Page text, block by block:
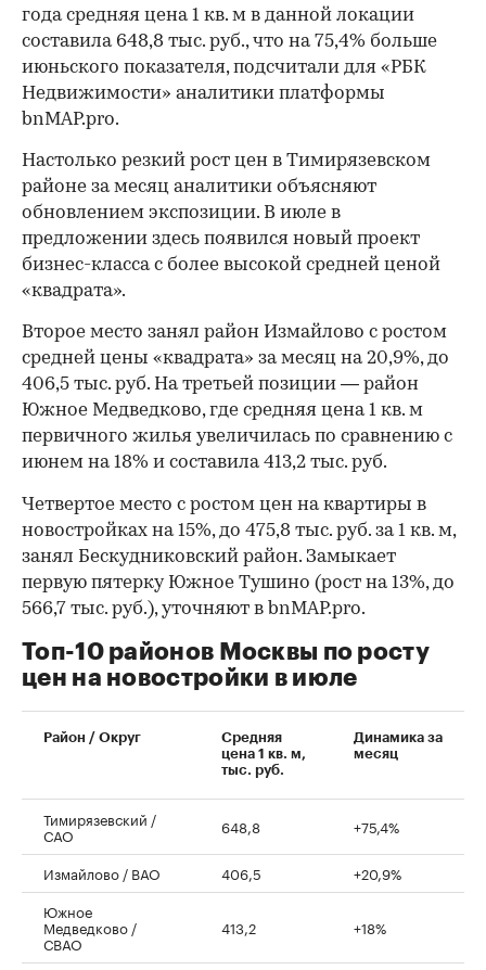
года средняя цена 1 кв. м в данной локации
составила 648,8 тыс. руб., что на 75,4% больше
июньского показателя, подсчитали для «РБК
Недвижимости» аналитики платформы
bnMAP.pro.
Настолько резкий рост цен в Тимирязевском
районе за месяц аналитики объясняют
обновлением экспозиции. В июле в
предложении здесь появился новый проект
бизнес-класса с более высокой средней ценой
«квадрата».
Второе место занял район Измайлово с ростом
средней цены «квадрата» за месяц на 20,9%, до
406,5 тыс. руб. На третьей позиции — район
Южное Медведково, где средняя цена 1 кв. м
первичного жилья увеличилась по сравнению с
июнем на 18% и составила 413,2 тыс. руб.
00:00 / 00:00
Четвертое место с ростом цен на квартиры в
новостройках на 15%, до 475,8 тыс. руб. за 1 кв. м,
занял Бескудниковский район. Замыкает
первую пятерку Южное Тушино (рост на 13%, до
566,7 тыс. руб.), уточняют в bnMAP.pro.
Топ-10 районов Москвы по росту
цен на новостройки в июле
Район / Округ
Средняя
цена 1 кв. м,
тыс. руб.
Динамика за
месяц
Тимирязевский /
САО 648,8 +75,4%
Измайлово / ВАО 406,5
+20,9%
Южное
Медведково /
СВАО
413,2 +18%